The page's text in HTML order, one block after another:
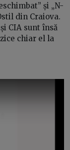
și „N-
din Craiova.
CIA sunt însă
chiar el la